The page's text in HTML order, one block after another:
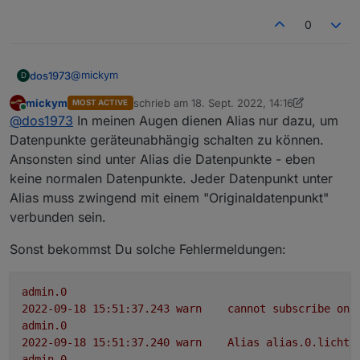
0
D dos1973@mickym
ich erkläre mal der Reihe nach...
ich habe den mqqt DP, alles Super
jetzte erstelle ich mir im Alias die notwenidgen DP,
damit ich von dort aus alles an einem zentralen Punkt
habe
ab hier beginnt mein Kopfkopten:
mir fehlen mir Infos aus dem "INFO" DP der das json
jetzt nehme ich node red (Dank Dir) und baue mir mir
die DP der Info Json Struktur nach 0.userdata.mqtt
ja dort zusammen haben.
Also erstelle ich einen Alias die auf 0.userdata.mqtt
Warum die DP nicht gleich im Alias Ordner anlegen??
Online
mickym MOST ACTIVE schrieb am 18. Sept. 2022, 14:16
zuletzt editiert von mickym
@dos1973 In meinen Augen dienen Alias nur dazu, um
Datenpunkte geräteunabhängig schalten zu können.
Ansonsten sind unter Alias die Datenpunkte - eben
keine normalen Datenpunkte. Jeder Datenpunkt unter
Alias muss zwingend mit einem "Originaldatenpunkt"
verbunden sein.
Sonst bekommst Du solche Fehlermeldungen:
admin.0
warn cannot subscribe on
admin.0
warn Alias